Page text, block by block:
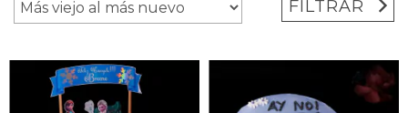
FILTRAR